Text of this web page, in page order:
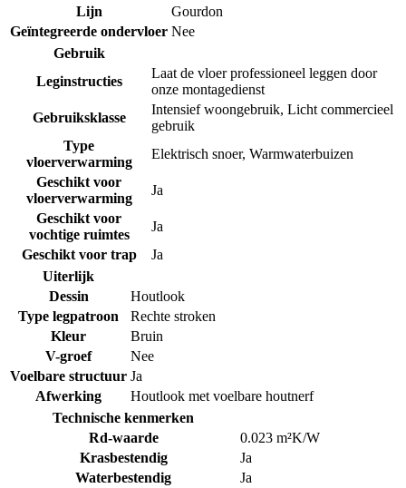
Lijn
Gourdon
Geïntegreerde ondervloer Nee
Gebruik
Leginstructies
Laat de vloer professioneel leggen door
onze montagedienst
Gebruiksklasse
Intensief woongebruik, Licht commercieel
gebruik
Type
vloerverwarming
Elektrisch snoer, Warmwaterbuizen
Geschikt voor
vloerverwarming
Ja
Geschikt voor
vochtige ruimtes
Ja
Geschikt voor trap
Ja
Uiterlijk
Dessin
Houtlook
Type legpatroon
Rechte stroken
Kleur
Bruin
V-groef
Nee
Voelbare structuur Ja
Afwerking
Houtlook met voelbare houtnerf
Technische kenmerken
Rd-waarde
0.023 m²K/W
Krasbestendig
Ja
Waterbestendig
Ja